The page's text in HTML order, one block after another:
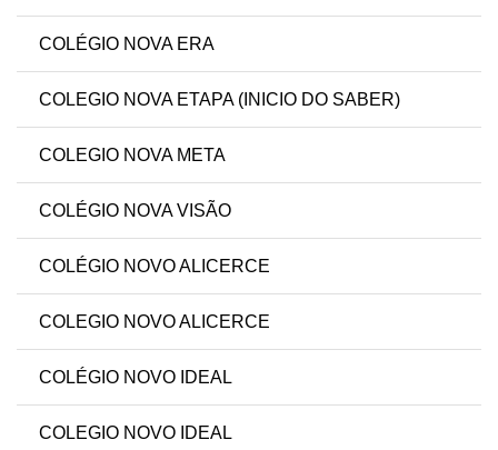
COLÉGIO NOVA ERA
COLEGIO NOVA ETAPA (INICIO DO SABER)
COLEGIO NOVA META
COLÉGIO NOVA VISÃO
COLÉGIO NOVO ALICERCE
COLEGIO NOVO ALICERCE
COLÉGIO NOVO IDEAL
COLEGIO NOVO IDEAL